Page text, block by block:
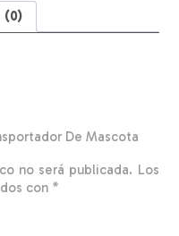
(0)
De Mascota
no será publicada. Los
con *